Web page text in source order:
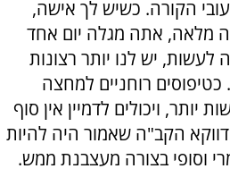
הקורה. כשיש לך אישה,
מלאה, אתה מגלה יום אחד
יש לנו יותר רצונות
רוחניים למחצה
יותר, ויכולים לדמיין אין סוף
הקב"ה שאמור היה להיות
וסופי בצורה מעצבנת ממש.